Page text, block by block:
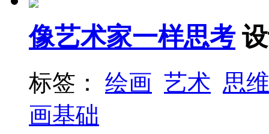
像艺术家一样思考
标签： 绘画 艺术 思维
画基础